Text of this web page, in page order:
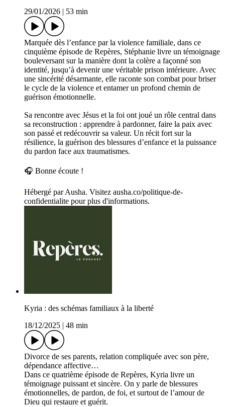
29/01/2026
53 min
Marquée dès l’enfance par la violence familiale, dans ce
cinquième épisode de Repères, Stéphanie livre un témoignage
bouleversant sur la manière dont la colère a façonné son
identité, jusqu’à devenir une véritable prison intérieure. Avec
une sincérité désarmante, elle raconte son combat pour briser
le cycle de la violence et entamer un profond chemin de
guérison émotionnelle.
Sa rencontre avec Jésus et la foi ont joué un rôle central dans
sa reconstruction : apprendre à pardonner, faire la paix avec
son passé et redécouvrir sa valeur. Un récit fort sur la
résilience, la guérison des blessures d’enfance et la puissance
du pardon face aux traumatismes.
🎧 Bonne écoute !
Hébergé par Ausha. Visitez ausha.co/politique-de-
confidentialite pour plus d'informations.
Kyria : des schémas familiaux à la liberté
18/12/2025
48 min
Divorce de ses parents, relation compliquée avec son père,
dépendance affective…
Dans ce quatrième épisode de Repères, Kyria livre un
témoignage puissant et sincère. On y parle de blessures
émotionnelles, de pardon, de foi, et surtout de l’amour de
Dieu qui restaure et guérit.